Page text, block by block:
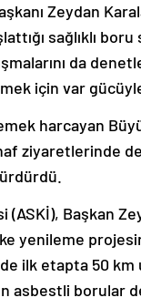
Zeydan
sağlıklı
da
için var gücüyle
harcayan
ziyaretlerinde
Başkan
yenileme
ilk etapta 50 km
asbestli borular